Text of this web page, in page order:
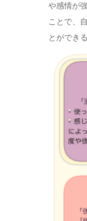
や感情が
ことで、
とができ